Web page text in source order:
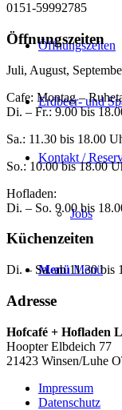
Öffnungszeiten
Erdbeer- und
Kontakt /
Jobs
Menü Menü
0151-59992785
Öffnungszeiten
Juli, August,
Cafe: Montag –
Di. – Fr.: 9.00 bis
Sa.: 11.30 bis 18.00
So.: 10.00 bis 18.00
Hofladen:
Di. – So. 9.00 bis
Küchenzeiten
Di. – Sa. ab 11.30 bis
Adresse
Hofcafé + Hofladen
Hoopter Elbdeich 77
21423 Winsen/Luhe
Impressum
Datenschutz